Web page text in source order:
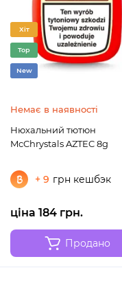
Хіт
Top
New
Немає в наявності
Нюхальний тютюн
McChrystals AZTEC 8g
+ 9 грн кешбэк
ціна 184 грн.
Продано